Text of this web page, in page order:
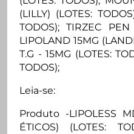
(LILLY) (LOTES:
TODOS); TIRZEC PEN
LIPOLAND 15MG
T.G - 15MG (LOTES:
TODOS);
Leia-se:
Produto -LIPOLESS
ÉTICOS) (LOTES: